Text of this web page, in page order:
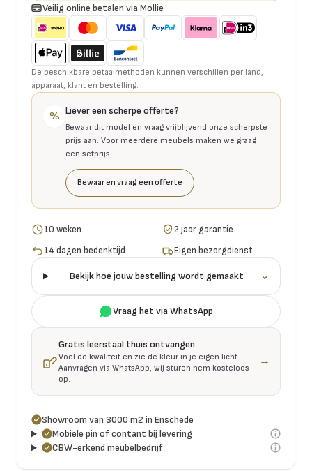
Veilig online betalen via Mollie
De beschikbare betaalmethoden kunnen verschillen per land,
apparaat, klant en bestelling.
% Liever een scherpe offerte?
Bewaar dit model en vraag vrijblijvend onze scherpste
prijs aan. Voor meerdere meubels maken we graag
een setprijs.
Bewaar en vraag een offerte
10 weken
2 jaar garantie
14 dagen bedenktijd
Eigen bezorgdienst
Bekijk hoe jouw bestelling wordt gemaakt ⌄
Vraag het via WhatsApp
Gratis leerstaal thuis ontvangen
Voel de kwaliteit en zie de kleur in je eigen licht.
Aanvragen via WhatsApp, wij sturen hem kosteloos
op.
→
Showroom van 3000 m2 in Enschede
Mobiele pin of contant bij levering
CBW-erkend meubelbedrijf